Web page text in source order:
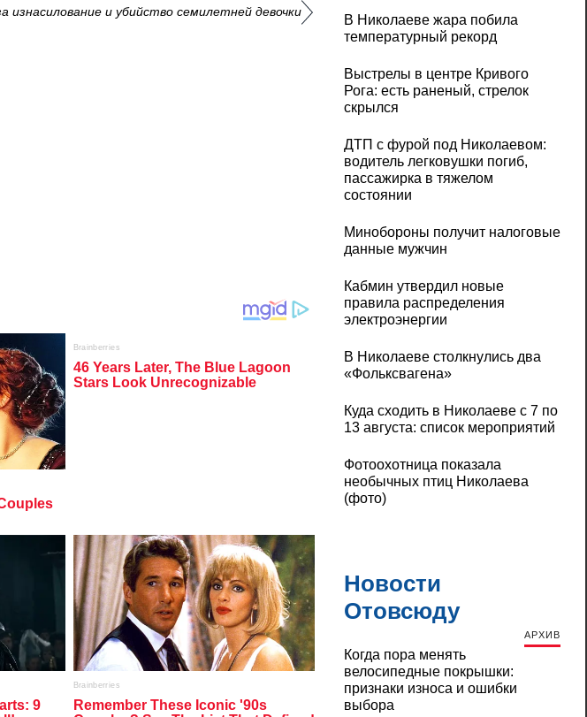
изнасилование и убийство семилетней девочки
В Николаеве жара побила
температурный рекорд
Выстрелы в центре Кривого
Рога: есть раненый, стрелок
скрылся
ДТП с фурой под Николаевом:
водитель легковушки погиб,
пассажирка в тяжелом
состоянии
Минобороны получит налоговые
данные мужчин
Кабмин утвердил новые
правила распределения
электроэнергии
В Николаеве столкнулись два
«Фольксвагена»
Куда сходить в Николаеве с 7 по
13 августа: список мероприятий
Фотоохотница показала
необычных птиц Николаева
(фото)
Новости
Отовсюду
АРХИВ
Когда пора менять
велосипедные покрышки:
признаки износа и ошибки
выбора